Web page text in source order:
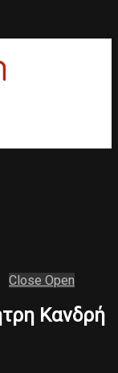
Close Open
Κανδρή